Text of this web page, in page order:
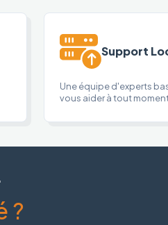
Support
Une équipe d'experts
vous aider à tout
?